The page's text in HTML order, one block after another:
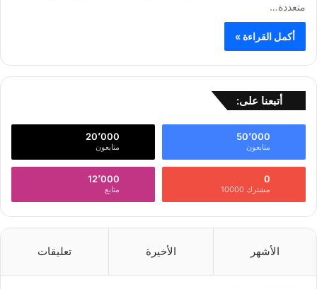
متعددة…
أكمل القراءة »
أتبعنا على:
50٬000
متابعون
20٬000
متابعون
0
مشترك 10000
12٬000
متابع
الأشهر الأخيرة تعليقات